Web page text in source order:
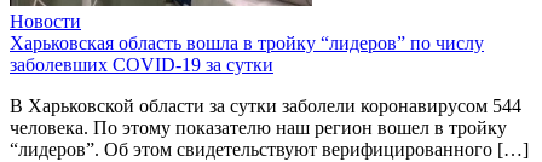
Новости
Харьковская область вошла в тройку “лидеров” по числу
заболевших COVID-19 за сутки
В Харьковской области за сутки заболели коронавирусом 544
человека. По этому показателю наш регион вошел в тройку
“лидеров”. Об этом свидетельствуют верифицированного […]